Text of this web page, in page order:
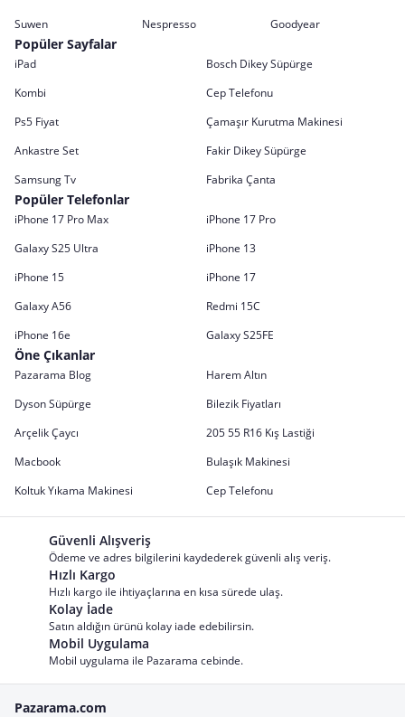
Suwen
Nespresso Goodyear
Popüler Sayfalar
iPad
Bosch Dikey Süpürge
Kombi
Cep Telefonu
Ps5 Fiyat
Çamaşır Kurutma Makinesi
Ankastre Set
Fakir Dikey Süpürge
Samsung Tv
Fabrika Çanta
Popüler Telefonlar
iPhone 17 Pro Max
iPhone 17 Pro
Galaxy S25 Ultra
iPhone 13
iPhone 15
iPhone 17
Galaxy A56
Redmi 15C
iPhone 16e
Galaxy S25FE
Öne Çıkanlar
Pazarama Blog
Harem Altın
Dyson Süpürge
Bilezik Fiyatları
Arçelik Çaycı
205 55 R16 Kış Lastiği
Macbook
Bulaşık Makinesi
Koltuk Yıkama Makinesi
Cep Telefonu
Güvenli Alışveriş
Ödeme ve adres bilgilerini kaydederek güvenli alış veriş.
Hızlı Kargo
Hızlı kargo ile ihtiyaçlarına en kısa sürede ulaş.
Kolay İade
Satın aldığın ürünü kolay iade edebilirsin.
Mobil Uygulama
Mobil uygulama ile Pazarama cebinde.
Pazarama.com